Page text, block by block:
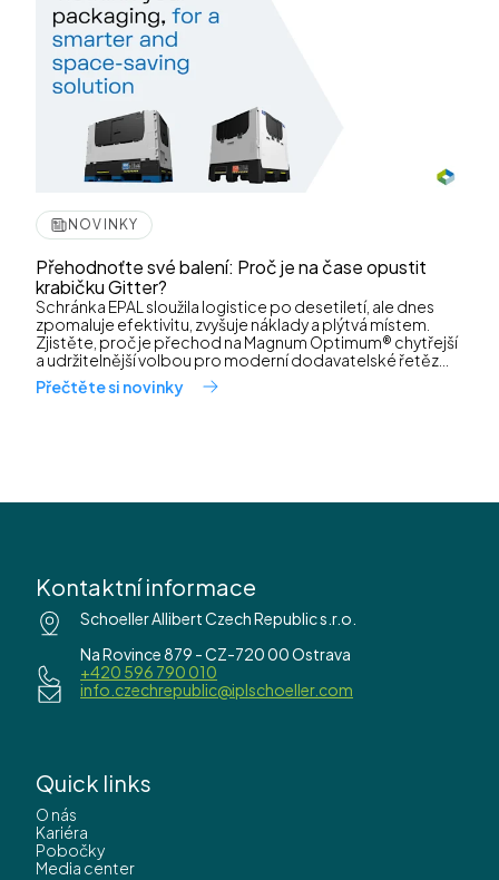
NOVINKY
Přehodnoťte své balení: Proč je na čase opustit
krabičku Gitter?
Schránka EPAL sloužila logistice po desetiletí, ale dnes
zpomaluje efektivitu, zvyšuje náklady a plýtvá místem.
Zjistěte, proč je přechod na Magnum Optimum® chytřejší
a udržitelnější volbou pro moderní dodavatelské řetěz...
Přečtěte si novinky
Kontaktní informace
Schoeller Allibert Czech Republic s.r.o.
Na Rovince 879 - CZ-720 00 Ostrava
+420 596 790 010
info.czechrepublic@iplschoeller.com
Quick links
O nás
Kariéra
Pobočky
Media center